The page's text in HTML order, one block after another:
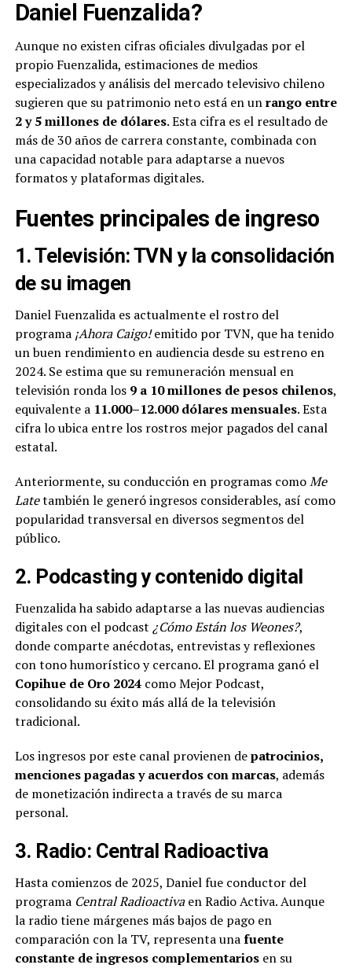
Daniel Fuenzalida?
Aunque no existen cifras oficiales divulgadas por el
propio Fuenzalida, estimaciones de medios
especializados y análisis del mercado televisivo chileno
sugieren que su patrimonio neto está en unrango entre
2 y 5 millones de dólares. Esta cifra es el resultado de
más de 30 años de carrera constante, combinada con
una capacidad notable para adaptarse a nuevos
formatos y plataformas digitales.
Fuentes principales de ingreso
1. Televisión: TVN y la consolidación
de su imagen
Daniel Fuenzalida es actualmente el rostro del
programa ¡Ahora Caigo!emitido por TVN, que ha tenido
un buen rendimiento en audiencia desde su estreno en
2024. Se estima que su remuneración mensual en
televisión ronda los 9 a 10 millones de pesos chilenos,
equivalente a 11.000–12.000 dólares mensuales. Esta
cifra lo ubica entre los rostros mejor pagados del canal
estatal.
Anteriormente, su conducción en programas comoMe
Latetambién le generó ingresos considerables, así como
popularidad transversal en diversos segmentos del
público.
2. Podcasting y contenido digital
Fuenzalida ha sabido adaptarse a las nuevas audiencias
digitales con el podcast ¿Cómo Están los Weones?,
donde comparte anécdotas, entrevistas y reflexiones
con tono humorístico y cercano. El programa ganó el
Copihue de Oro 2024como Mejor Podcast,
consolidando su éxito más allá de la televisión
tradicional.
Los ingresos por este canal provienen depatrocinios,
menciones pagadas y acuerdos con marcas, además
de monetización indirecta a través de su marca
personal.
3. Radio: Central Radioactiva
Hasta comienzos de 2025, Daniel fue conductor del
programa Central Radioactivaen Radio Activa. Aunque
la radio tiene márgenes más bajos de pago en
comparación con la TV, representa unafuente
constante de ingresos complementariosen su